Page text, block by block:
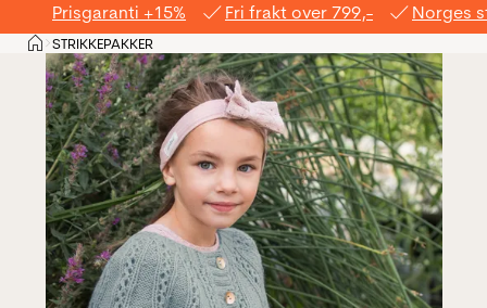
Prisgaranti +15% Fri frakt over 799,- Norges
Hjem
>STRIKKEPAKKER